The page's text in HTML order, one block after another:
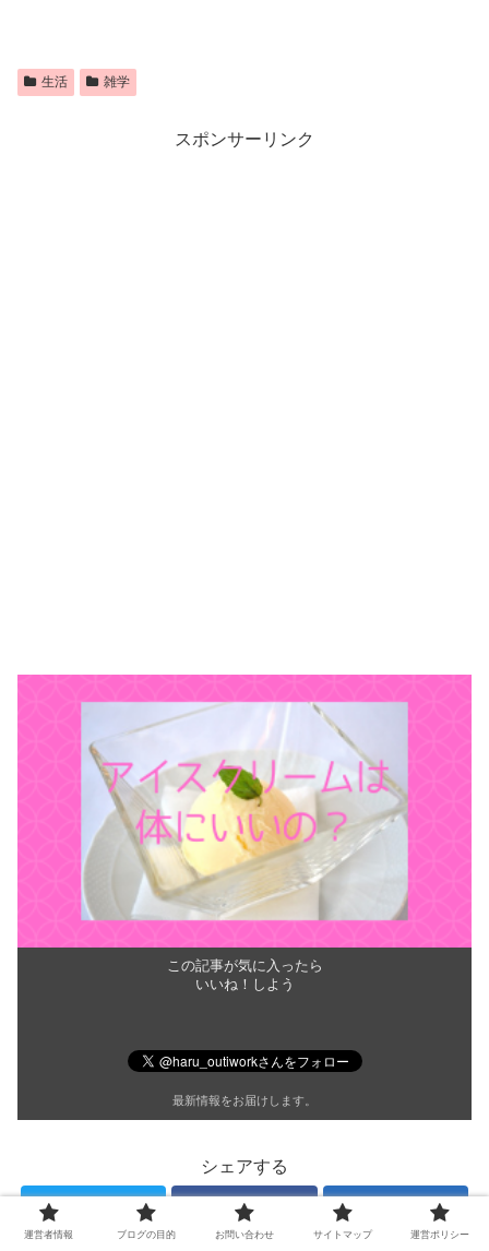
生活 雑学
スポンサーリンク
この記事が気に入ったら
いいね！しよう
最新情報をお届けします。
シェアする
Facebook
運営者情報 ブログの目的 お問い合わせ サイトマップ 運営ポリシー